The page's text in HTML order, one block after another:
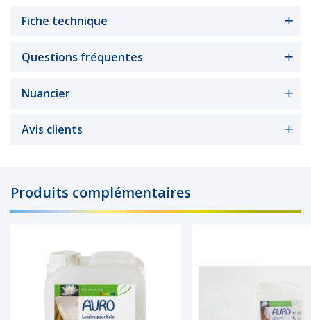
Fiche technique
Questions fréquentes
Nuancier
Avis clients
Produits complémentaires